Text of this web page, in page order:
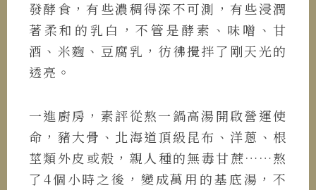
發酵食，有些濃稠得深不可測，有些浸潤
著柔和的乳白，不管是酵素、味噌、甘
酒、米麴、豆腐乳，彷彿攪拌了剛天光的
透亮。
一進廚房，素評從熬一鍋高湯開啟營運使
命，豬大骨、北海道頂級昆布、洋蔥、根
莖類外皮或殼，親人種的無毒甘蔗……熬
了4個小時之後，變成萬用的基底湯，不